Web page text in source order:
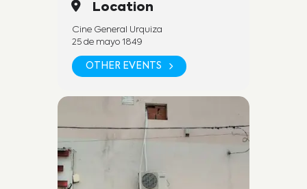
boletería
SEGUINOS EN REDES SOCIALES
https://www.facebook.com/cineu
rquizadesanjose
Instagram:
https://www.instagram.com/cineu
Location
Cine General Urquiza
25 de mayo 1849
OTHER EVENTS